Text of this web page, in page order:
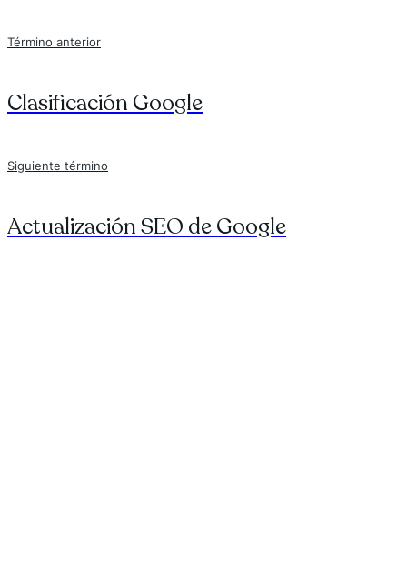
Término anterior
Clasificación Google
Siguiente término
Actualización SEO de Google